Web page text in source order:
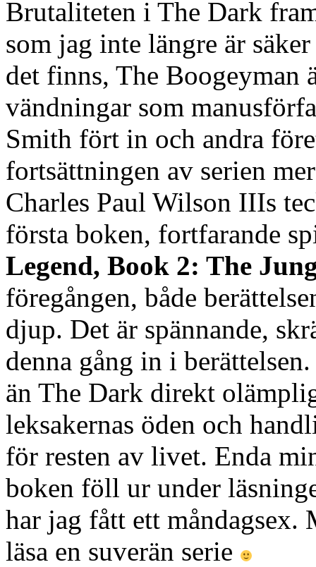
Brutaliteten i The Dark
som jag inte längre är
det finns, The Boogeyman
vändningar som
Smith fört in och andra
fortsättningen av serien
Charles Paul Wilson IIIs
första boken, fortfarande
Legend, Book 2: The
föregången, både
djup. Det är spännande,
denna gång in i
än The Dark direkt
leksakernas öden och
för resten av livet. Enda
boken föll ur under
har jag fått ett måndagsex.
läsa en suverän serie